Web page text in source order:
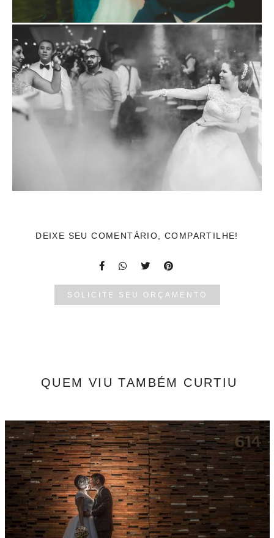
DEIXE SEU COMENTÁRIO, COMPARTILHE!
SOLICITE SEU ORÇAMENTO
QUEM VIU TAMBÉM CURTIU